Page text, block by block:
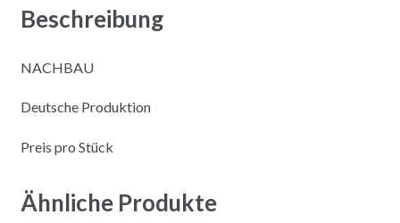
Beschreibung
NACHBAU
Deutsche Produktion
Preis pro Stück
Ähnliche Produkte